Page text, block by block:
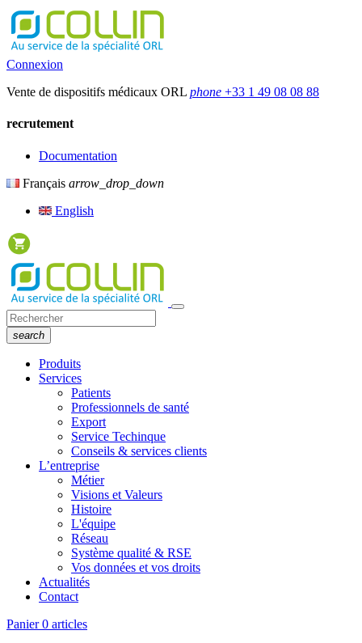
Connexion
Vente de dispositifs médicaux ORL phone +33 1 49 08 08 88
recrutement
Documentation
Français arrow_drop_down
English
search
Produits
Services
Patients
Professionnels de santé
Export
Service Techinque
Conseils & services clients
L’entreprise
Métier
Visions et Valeurs
Histoire
L'équipe
Réseau
Système qualité & RSE
Vos données et vos droits
Actualités
Contact
Panier 0 articles